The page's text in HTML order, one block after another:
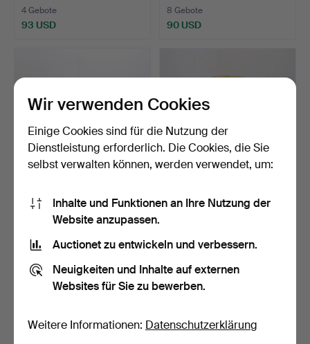
4 Gebote
93 USD
8 Gebote
90 USD
SPIELTISCH,
spätgustavianische
Stockholmer…
Beendet 8. Jun 2026
3 Gebote
GARTENTISCH, 1950-
1960er Jahre, bemaltes M…
5 Gebote
Wir verwenden Cookies
Einige Cookies sind für die Nutzung der
Dienstleistung erforderlich. Die Cookies, die Sie
selbst verwalten können, werden verwendet, um:
Inhalte und Funktionen an Ihre Nutzung der
Website anzupassen.
Auctionet zu entwickeln und verbessern.
Neuigkeiten und Inhalte auf externen
Websites für Sie zu bewerben.
Weitere Informationen: Datenschutzerklärung